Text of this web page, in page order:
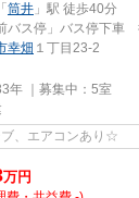
「 筒井 」駅 徒歩40分
バス停」バス停下車
幸畑 １丁目23-2
年 ｜募集中： 5室
、エアコンあり☆
万円